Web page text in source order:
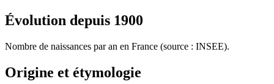
Évolution depuis 1900
Nombre de naissances par an en France (source : INSEE).
Origine et étymologie